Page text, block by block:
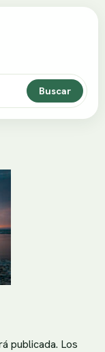
Buscar
publicada. Los